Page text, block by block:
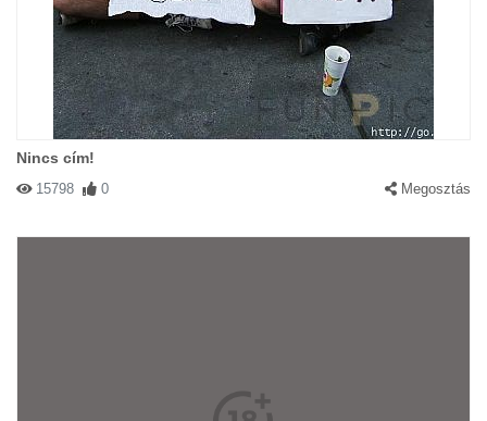
Nincs cím!
15798 0 Megosztás